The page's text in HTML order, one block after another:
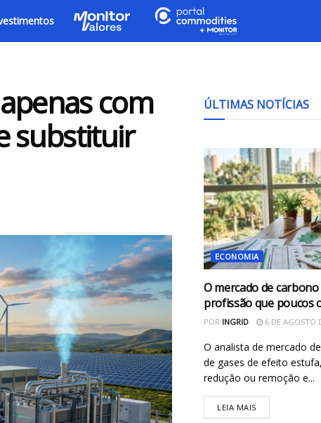
com
substituir
ÚLTIMAS NOTÍCIAS
ECONOMIA
O mercado de
profissão que poucos
POR INGRID 6 DE AGOSTO
O analista de mercado
de gases de efeito
redução ou remoção e...
LEIA MAIS